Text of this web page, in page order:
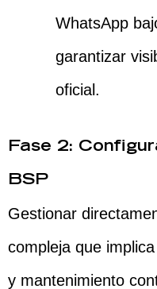
WhatsApp
garantizar
oficial.
Fase 2:
BSP
Gestionar
compleja que
y mantenimiento